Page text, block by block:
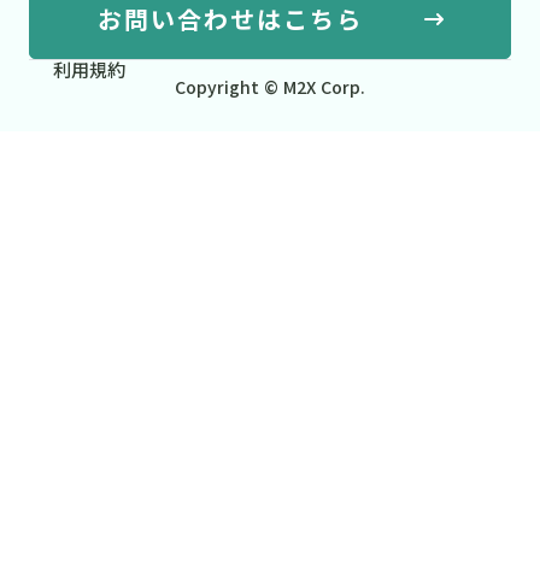
お問い合わせはこちら
利用規約
Copyright © M2X Corp.